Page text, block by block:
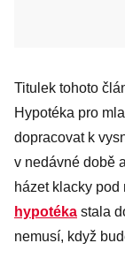
Titulek tohoto
Hypotéka pro
dopracovat k
v nedávné době
házet klacky
hypotéka stala
nemusí, když